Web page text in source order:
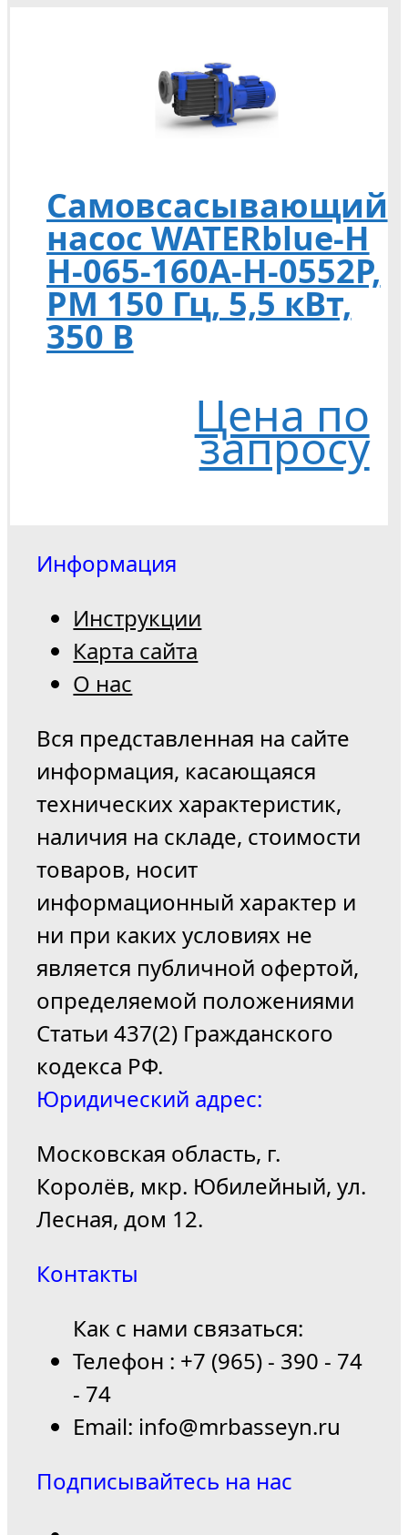
Самовсасывающий
насос WATERblue-H
Н-065-160А-H-0552P,
PM 150 Гц, 5,5 кВт,
350 В
Цена по
запросу
Информация
Инструкции
Карта сайта
О нас
Вся представленная на сайте
информация, касающаяся
технических характеристик,
наличия на складе, стоимости
товаров, носит
информационный характер и
ни при каких условиях не
является публичной офертой,
определяемой положениями
Статьи 437(2) Гражданского
кодекса РФ.
Юридический адрес:
Московская область, г.
Королёв, мкр. Юбилейный, ул.
Лесная, дом 12.
Контакты
Как с нами связаться:
Телефон : +7 (965) - 390 - 74
- 74
Email: info@mrbasseyn.ru
Подписывайтесь на нас